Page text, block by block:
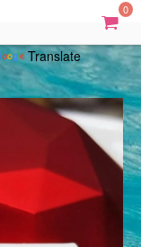
0
Translate